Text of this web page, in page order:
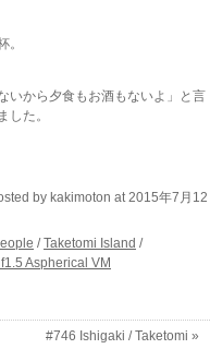
。
いから夕食もお酒もないよ」と言
した。
by kakimoton at 2015年7月12
/Taketomi Island /
Aspherical VM
#746 Ishigaki / Taketomi »